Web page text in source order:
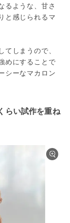
るような、甘さ
と感じられるマ
しまうので、
めにすることで
シーなマカロン
らい試作を重ね